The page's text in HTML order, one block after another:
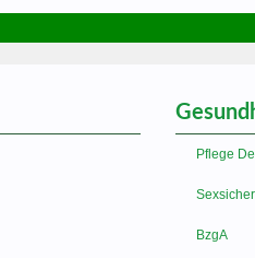
Pflege
Sexsicher
BzgA